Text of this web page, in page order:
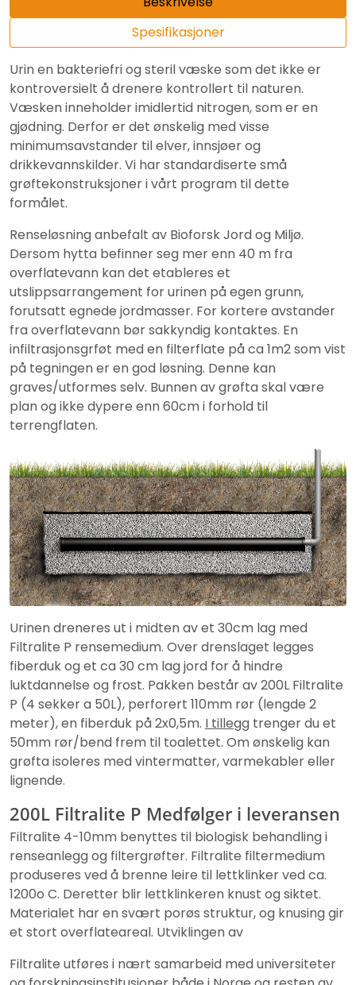
Spesifikasjoner
Urin en bakteriefri og steril væske som det ikke er
kontroversielt å drenere kontrollert til naturen.
Væsken inneholder imidlertid nitrogen, som er en
gjødning. Derfor er det ønskelig med visse
minimumsavstander til elver, innsjøer og
drikkevannskilder. Vi har standardiserte små
grøftekonstruksjoner i vårt program til dette
formålet.
Renseløsning anbefalt av Bioforsk Jord og Miljø.
Dersom hytta befinner seg mer enn 40 m fra
overflatevann kan det etableres et
utslippsarrangement for urinen på egen grunn,
forutsatt egnede jordmasser. For kortere avstander
fra overflatevann bør sakkyndig kontaktes. En
infiltrasjonsgrføt med en filterflate på ca 1m2 som vist
på tegningen er en god løsning. Denne kan
graves/utformes selv. Bunnen av grøfta skal være
plan og ikke dypere enn 60cm i forhold til
terrengflaten.
Urinen dreneres ut i midten av et 30cm lag med
Filtralite P rensemedium. Over drenslaget legges
fiberduk og et ca 30 cm lag jord for å hindre
luktdannelse og frost. Pakken består av 200L Filtralite
P (4 sekker a 50L), perforert 110mm rør (lengde 2
meter), en fiberduk på 2x0,5m. I tillegg trenger du et
50mm rør/bend frem til toalettet. Om ønskelig kan
grøfta isoleres med vintermatter, varmekabler eller
lignende.
200L Filtralite P Medfølger i leveransen
Filtralite 4-10mm benyttes til biologisk behandling i
renseanlegg og filtergrøfter. Filtralite filtermedium
produseres ved å brenne leire til lettklinker ved ca.
1200o C. Deretter blir lettklinkeren knust og siktet.
Materialet har en svært porøs struktur, og knusing gir
et stort overflateareal. Utviklingen av
Filtralite utføres i nært samarbeid med universiteter